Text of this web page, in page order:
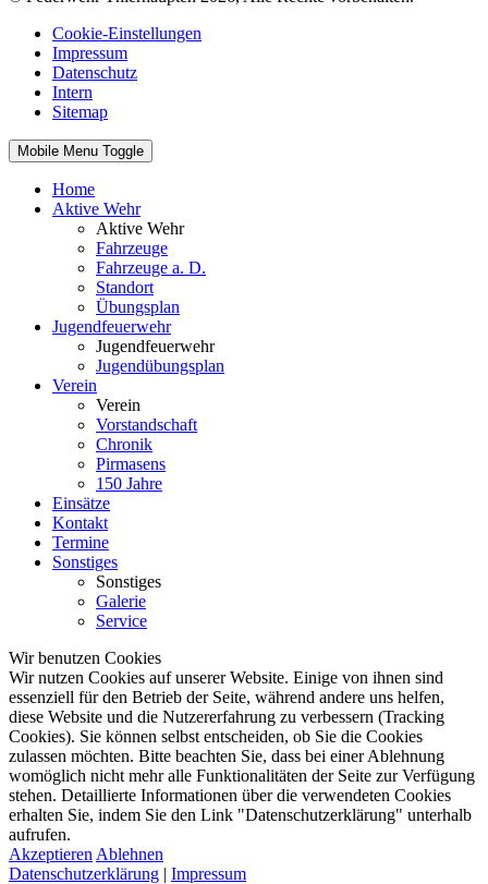
Cookie-Einstellungen
Impressum
Datenschutz
Intern
Sitemap
Mobile Menu Toggle
Home
Aktive Wehr
Aktive Wehr
Fahrzeuge
Fahrzeuge a. D.
Standort
Übungsplan
Jugendfeuerwehr
Jugendfeuerwehr
Jugendübungsplan
Verein
Verein
Vorstandschaft
Chronik
Pirmasens
150 Jahre
Einsätze
Kontakt
Termine
Sonstiges
Sonstiges
Galerie
Service
Wir benutzen Cookies
Wir nutzen Cookies auf unserer Website. Einige von ihnen sind
essenziell für den Betrieb der Seite, während andere uns helfen,
diese Website und die Nutzererfahrung zu verbessern (Tracking
Cookies). Sie können selbst entscheiden, ob Sie die Cookies
zulassen möchten. Bitte beachten Sie, dass bei einer Ablehnung
womöglich nicht mehr alle Funktionalitäten der Seite zur Verfügung
stehen. Detaillierte Informationen über die verwendeten Cookies
erhalten Sie, indem Sie den Link "Datenschutzerklärung" unterhalb
aufrufen.
Akzeptieren Ablehnen
Datenschutzerklärung | Impressum